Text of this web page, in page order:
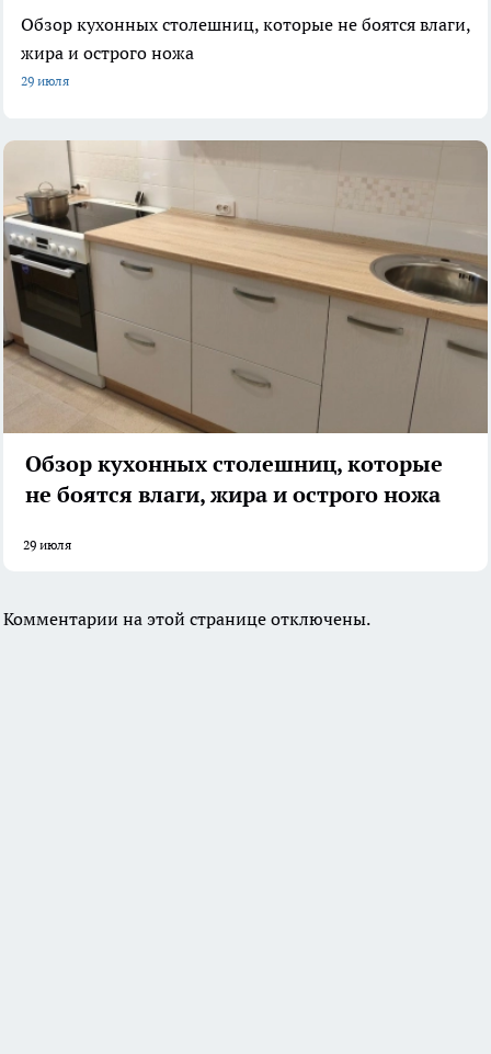
Обзор кухонных столешниц, которые не боятся влаги,
жира и острого ножа
29 июля
Обзор кухонных столешниц, которые
не боятся влаги, жира и острого ножа
29 июля
Комментарии на этой странице отключены.